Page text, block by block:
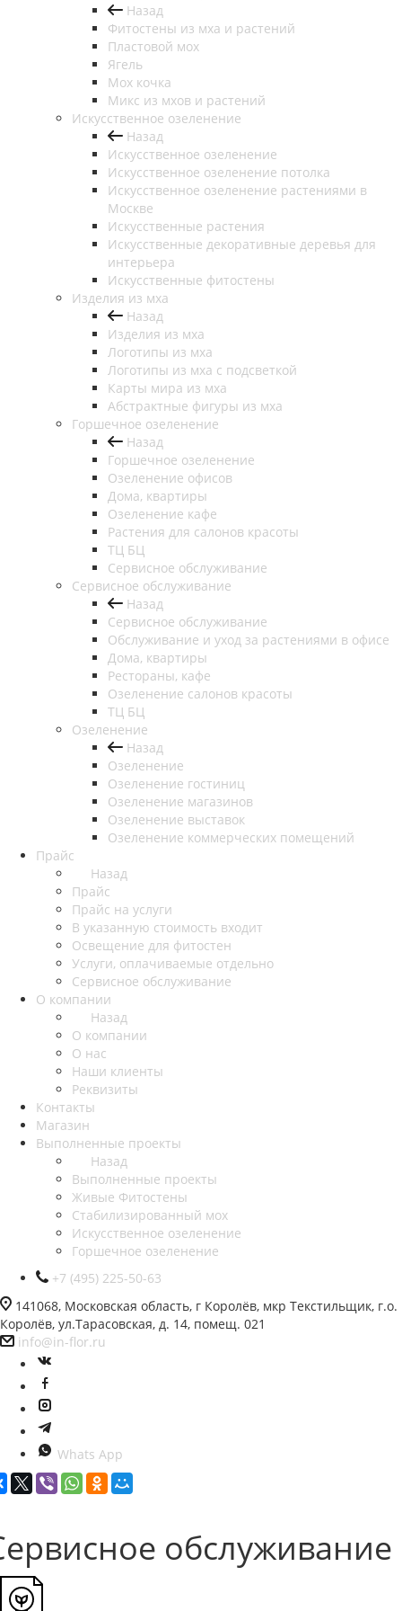
Назад
Фитостены из мха и растений
Пластовой мох
Ягель
Мох кочка
Микс из мхов и растений
Искусственное озеленение
Назад
Искусственное озеленение
Искусственное озеленение потолка
Искусственное озеленение растениями в
Москве
Искусственные растения
Искусственные декоративные деревья для
интерьера
Искусственные фитостены
Изделия из мха
Назад
Изделия из мха
Логотипы из мха
Логотипы из мха с подсветкой
Карты мира из мха
Абстрактные фигуры из мха
Горшечное озеленение
Назад
Горшечное озеленение
Озеленение офисов
Дома, квартиры
Озеленение кафе
Растения для салонов красоты
ТЦ БЦ
Сервисное обслуживание
Сервисное обслуживание
Назад
Сервисное обслуживание
Обслуживание и уход за растениями в офисе
Дома, квартиры
Рестораны, кафе
Озеленение салонов красоты
ТЦ БЦ
Озеленение
Назад
Озеленение
Озеленение гостиниц
Озеленение магазинов
Озеленение выставок
Озеленение коммерческих помещений
Прайс
Назад
Прайс
Прайс на услуги
В указанную стоимость входит
Освещение для фитостен
Услуги, оплачиваемые отдельно
Сервисное обслуживание
О компании
Назад
О компании
О нас
Наши клиенты
Реквизиты
Контакты
Магазин
Выполненные проекты
Назад
Выполненные проекты
Живые Фитостены
Стабилизированный мох
Искусственное озеленение
Горшечное озеленение
+7 (495) 225-50-63
141068, Московская область, г Королёв, мкр Текстильщик, г.о.
Королёв, ул.Тарасовская, д. 14, помещ. 021
info@in-flor.ru
Whats App
обслуживание